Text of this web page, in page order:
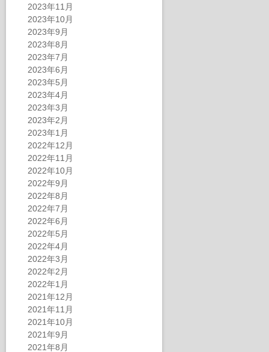
2023年11月
2023年10月
2023年9月
2023年8月
2023年7月
2023年6月
2023年5月
2023年4月
2023年3月
2023年2月
2023年1月
2022年12月
2022年11月
2022年10月
2022年9月
2022年8月
2022年7月
2022年6月
2022年5月
2022年4月
2022年3月
2022年2月
2022年1月
2021年12月
2021年11月
2021年10月
2021年9月
2021年8月